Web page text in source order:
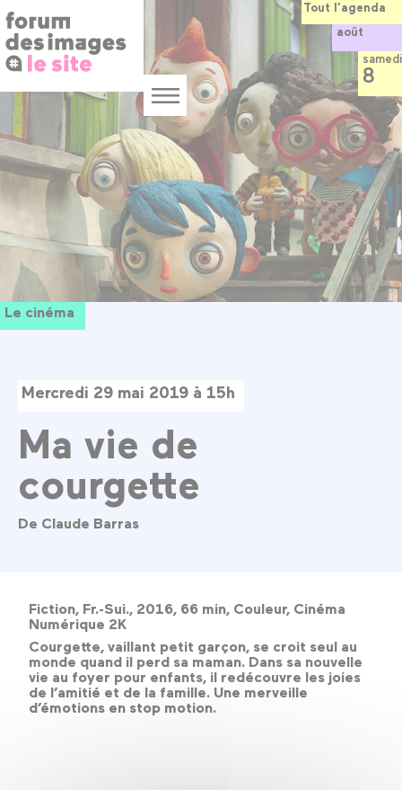
au
contenu
principal
Menu
Le cinéma
Mercredi 29 mai 2019 à 15h
Ma vie de
courgette
De Claude Barras
Fiction, Fr.-Sui., 2016, 66 min, Couleur, Cinéma
Numérique 2K
Courgette, vaillant petit garçon, se croit seul au
monde quand il perd sa maman. Dans sa nouvelle
vie au foyer pour enfants, il redécouvre les joies
de l’amitié et de la famille. Une merveille
d’émotions en stop motion.
Tout l’agenda
août
samedi
8